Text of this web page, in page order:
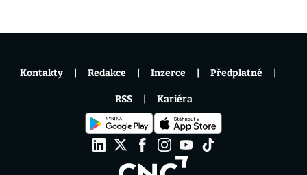
Kontakty Redakce Inzerce Předplatné
RSS Kariéra